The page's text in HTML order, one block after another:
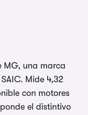
MG, una marca
Mide 4,32
con motores
el distintivo